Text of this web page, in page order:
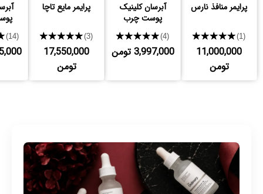
پرایمر منافذ نارس
★★★★★(1)
11,000,000
تومن
آبرسان کلینیک
پوست چرب
★★★★★(4)
3,997,000 تومن
پرایمر مایع تاچا
★★★★★(3)
17,550,000
تومن
(14)